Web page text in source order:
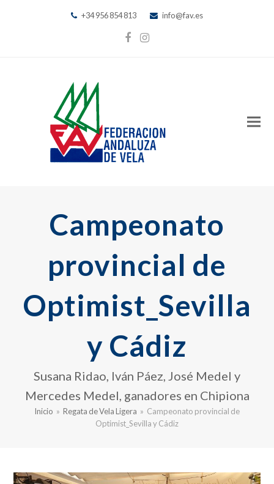
+34 956 854 813 info@fav.es
Facebook
Instagram
Campeonato
provincial de
Optimist_Sevilla
y Cádiz
Susana Ridao, Iván Páez, José Medel y
Mercedes Medel, ganadores en Chipiona
Inicio » Regata de Vela Ligera » Campeonato provincial de
Optimist_Sevilla y Cádiz